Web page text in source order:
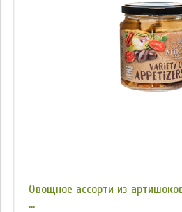
Овощное ассорти из
...